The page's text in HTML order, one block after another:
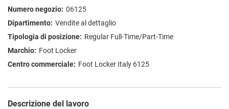
06125
Vendite al dettaglio
Regular Full-Time/Part-Time
Foot Locker
Foot Locker Italy 6125
Descrizione del lavoro